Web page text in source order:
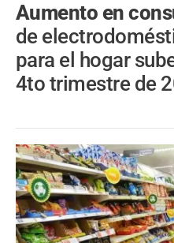
Aumento en
de
para el hogar
4to trimestre de